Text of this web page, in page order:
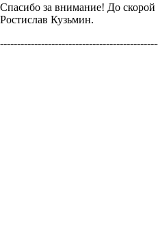
Спасибо за внимание! До
Ростислав Кузьмин.